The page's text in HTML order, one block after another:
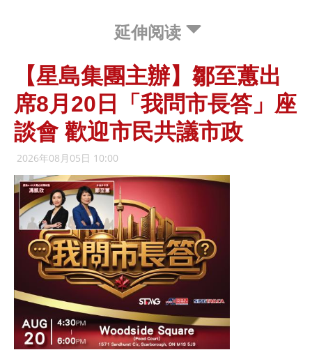
延伸阅读
【星島集團主辦】鄒至蕙出
席8月20日「我問市長答」座
談會 歡迎市民共議市政
2026年08月05日 10:00